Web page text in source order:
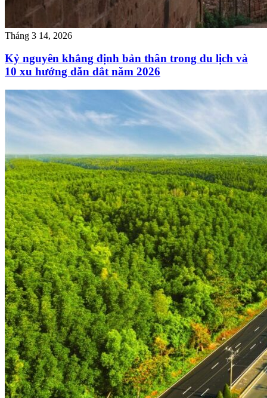
Tháng 3 14, 2026
Kỷ nguyên khẳng định bản thân trong du lịch và
10 xu hướng dẫn dắt năm 2026